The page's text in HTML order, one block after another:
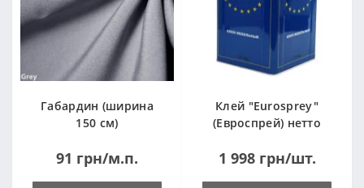
Габардин (ширина
150 см)
91 грн/м.п.
Клей "Eurosprey"
(Евроспрей) нетто
1 998 грн/шт.